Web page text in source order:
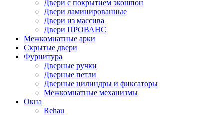
Двери с покрытием экошпон
Двери ламинированные
Двери из массива
Двери ПРОВАНС
Межкомнатные арки
Скрытые двери
Фурнитура
Дверные ручки
Дверные петли
Дверные цилиндры и фиксаторы
Межкомнатные механизмы
Окна
Rehau